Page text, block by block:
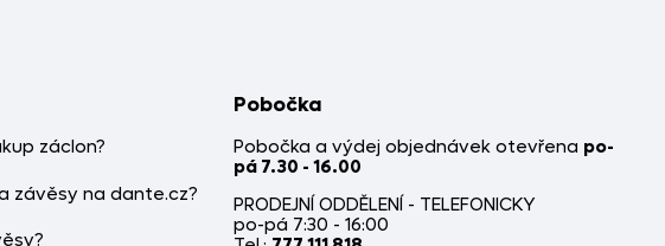
záclon?
závěsy na dante.cz?
Pobočka
Pobočka a výdej objednávek otevřena po-
pá 7.30 - 16.00
PRODEJNÍ ODDĚLENÍ - TELEFONICKY
po-pá 7:30 - 16:00